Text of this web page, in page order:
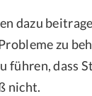
dazu
zu
führen, dass
nicht.